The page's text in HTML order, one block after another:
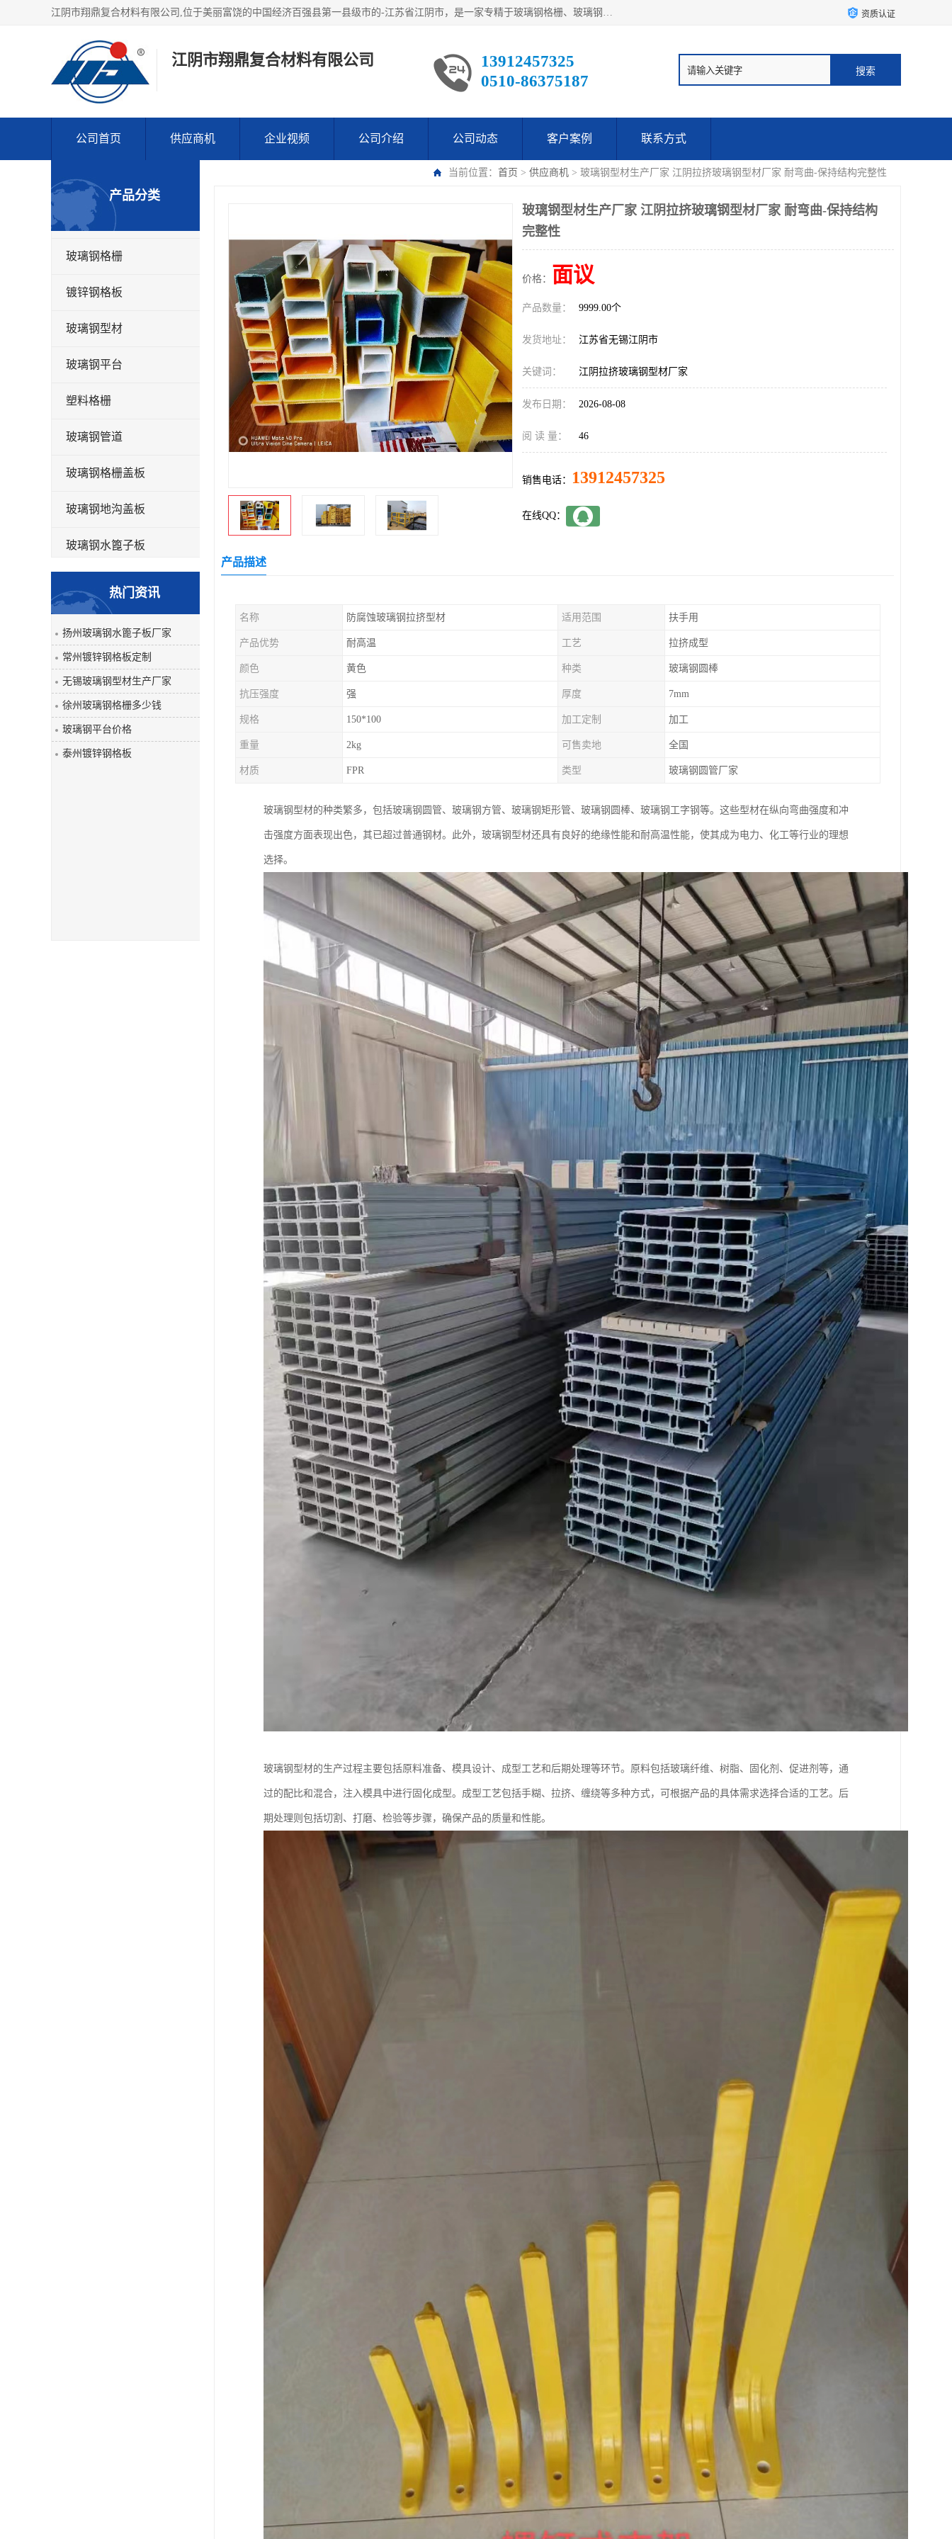
江阴市翔鼎复合材料有限公司,位于美丽富饶的中国经济百强县第一县级市的-江苏省江阴市，是一家专精于玻璃钢格栅、玻璃钢新材料,镀锌钢格板，机械设备生产制造及研发的科技型企业；公司产品已销往了世界多个国家和地区，公司人决心加倍努力愿与广大社会同仁精诚合作共创辉煌！ 资质认证
江阴市翔鼎复合材料有限公司
13912457325
0510-86375187
公司首页 供应商机 企业视频 公司介绍 公司动态 客户案例 联系方式
当前位置： 首页 > 供应商机 > 玻璃钢型材生产厂家 江阴拉挤玻璃钢型材厂家 耐弯曲-保持结构完整性
产品分类
玻璃钢格栅
镀锌钢格板
玻璃钢型材
玻璃钢平台
塑料格栅
玻璃钢管道
玻璃钢格栅盖板
玻璃钢地沟盖板
玻璃钢水篦子板
玻璃钢平板
玻璃钢盖板
热门资讯
扬州玻璃钢水篦子板厂家
常州镀锌钢格板定制
无锡玻璃钢型材生产厂家
徐州玻璃钢格栅多少钱
玻璃钢平台价格
泰州镀锌钢格板
玻璃钢型材生产厂家 江阴拉挤玻璃钢型材厂家 耐弯曲-保持结构
完整性
价格： 面议
产品数量： 9999.00个
发货地址： 江苏省无锡江阴市
关键词： 江阴拉挤玻璃钢型材厂家
发布日期： 2026-08-08
阅 读 量： 46
销售电话： 13912457325
在线QQ：
产品描述
名称 防腐蚀玻璃钢拉挤型材 适用范围 扶手用
产品优势 耐高温 工艺 拉挤成型
颜色 黄色 种类 玻璃钢圆棒
抗压强度 强 厚度 7mm
规格 150*100 加工定制 加工
重量 2kg 可售卖地 全国
材质 FPR 类型 玻璃钢圆管厂家
玻璃钢型材的种类繁多，包括玻璃钢圆管、玻璃钢方管、玻璃钢矩形管、玻璃钢圆棒、玻璃钢工字钢等。这些型材在纵向弯曲强度和冲
击强度方面表现出色，其已超过普通钢材。此外，玻璃钢型材还具有良好的绝缘性能和耐高温性能，使其成为电力、化工等行业的理想
选择。
玻璃钢型材的生产过程主要包括原料准备、模具设计、成型工艺和后期处理等环节。原料包括玻璃纤维、树脂、固化剂、促进剂等，通
过的配比和混合，注入模具中进行固化成型。成型工艺包括手糊、拉挤、缠绕等多种方式，可根据产品的具体需求选择合适的工艺。后
期处理则包括切割、打磨、检验等步骤，确保产品的质量和性能。